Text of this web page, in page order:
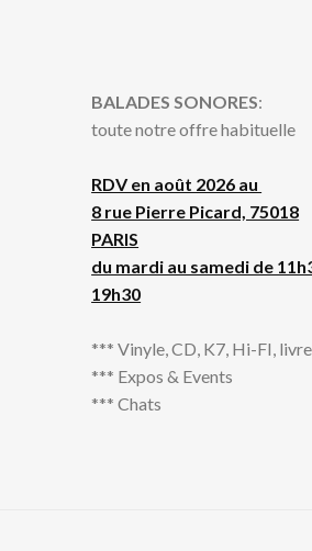
BALADES SONORES:
toute notre offre habituelle
RDV en août 2026 au
8 rue Pierre Picard, 75018
PARIS
du mardi au samedi de
19h30
*** Vinyle, CD, K7, Hi-FI,
*** Expos & Events
*** Chats